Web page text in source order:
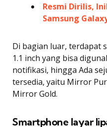
Resmi Dirilis,
Samsung
Di bagian luar, terdapat
1.1 inch yang bisa
notifikasi, hingga Ada
tersedia, yaitu Mirror
Mirror Gold.
Smartphone layar